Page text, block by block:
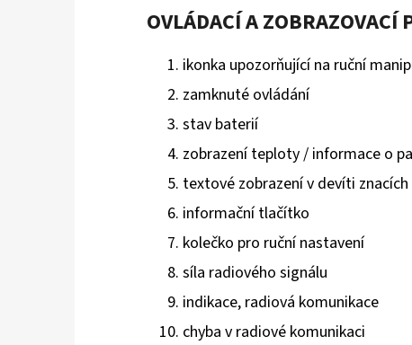
OVLÁDACÍ A ZOBRAZOVACÍ
ikonka upozorňující na ruční
zamknuté ovládání
stav baterií
zobrazení teploty / informace o
textové zobrazení v devíti znacích
informační tlačítko
kolečko pro ruční nastavení
síla radiového signálu
indikace, radiová komunikace
chyba v radiové komunikaci